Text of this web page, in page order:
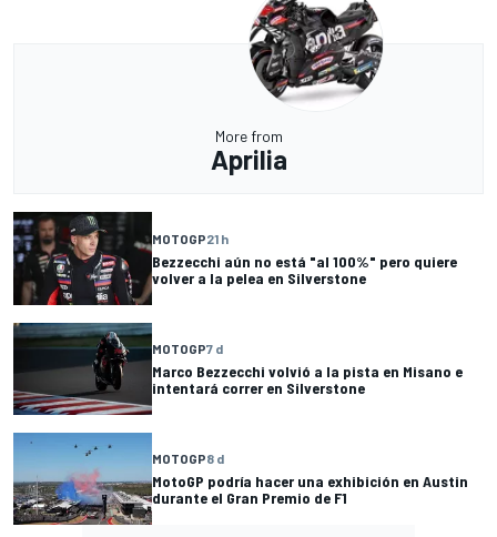
More from
Aprilia
MOTOGP21 h
Bezzecchi aún no está "al 100%" pero quiere
volver a la pelea en Silverstone
MOTOGP7 d
Marco Bezzecchi volvió a la pista en Misano e
intentará correr en Silverstone
MOTOGP8 d
MotoGP podría hacer una exhibición en Austin
durante el Gran Premio de F1